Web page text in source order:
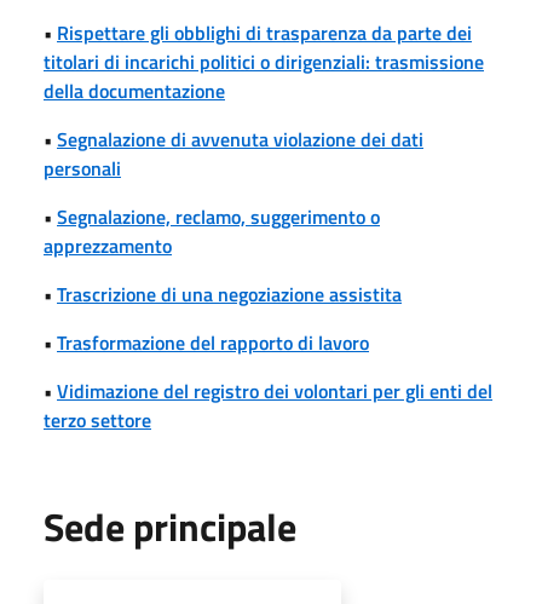
• Rispettare gli obblighi di trasparenza da parte dei
titolari di incarichi politici o dirigenziali: trasmissione
della documentazione
• Segnalazione di avvenuta violazione dei dati
personali
• Segnalazione, reclamo, suggerimento o
apprezzamento
• Trascrizione di una negoziazione assistita
• Trasformazione del rapporto di lavoro
• Vidimazione del registro dei volontari per gli enti del
terzo settore
Sede principale